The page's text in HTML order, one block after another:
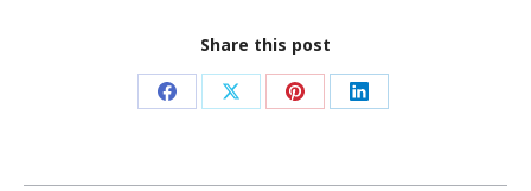
Share this post
Share
Facebook
Share
X
Share
Pinterest
Share
LinkedIn